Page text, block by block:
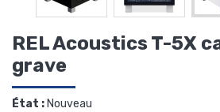
REL Acoustics T-5X
grave
État :Nouveau